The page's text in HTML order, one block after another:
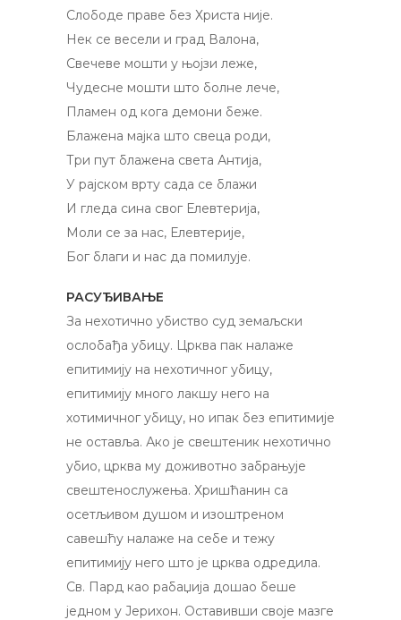
Слободе праве без Христа није.
Нек се весели и град Валона,
Свечеве мошти у њојзи леже,
Чудесне мошти што болне лече,
Пламен од кога демони беже.
Блажена мајка што свеца роди,
Три пут блажена света Антија,
У рајском врту сада се блажи
И гледа сина свог Елевтерија,
Моли се за нас, Елевтерије,
Бог благи и нас да помилује.
РАСУЂИВАЊЕ
За нехотично убиство суд земаљски
ослобађа убицу. Црква пак налаже
епитимију на нехотичног убицу,
епитимију много лакшу него на
хотимичног убицу, но ипак без епитимије
не оставља. Ако је свештеник нехотично
убио, црква му доживотно забрањује
свештенослужења. Хришћанин са
осетљивом душом и изоштреном
савешћу налаже на себе и тежу
епитимију него што је црква одредила.
Св. Пард као рабаџија дошао беше
једном у Јерихон. Оставивши своје мазге